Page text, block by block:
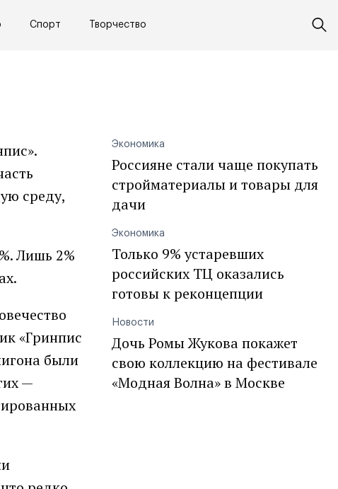
Спорт Творчество
среду,
Лишь 2%
«Гринпис
были
—
Экономика
Россияне стали чаще покупать
стройматериалы и товары для
дачи
Экономика
Только 9% устаревших
российских ТЦ оказались
готовы к реконцепции
Новости
Дочь Ромы Жукова покажет
свою коллекцию на фестивале
«Модная Волна» в Москве